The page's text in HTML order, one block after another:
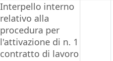
Interpello interno
relativo alla
procedura per
l'attivazione di n. 1
contratto di lavoro